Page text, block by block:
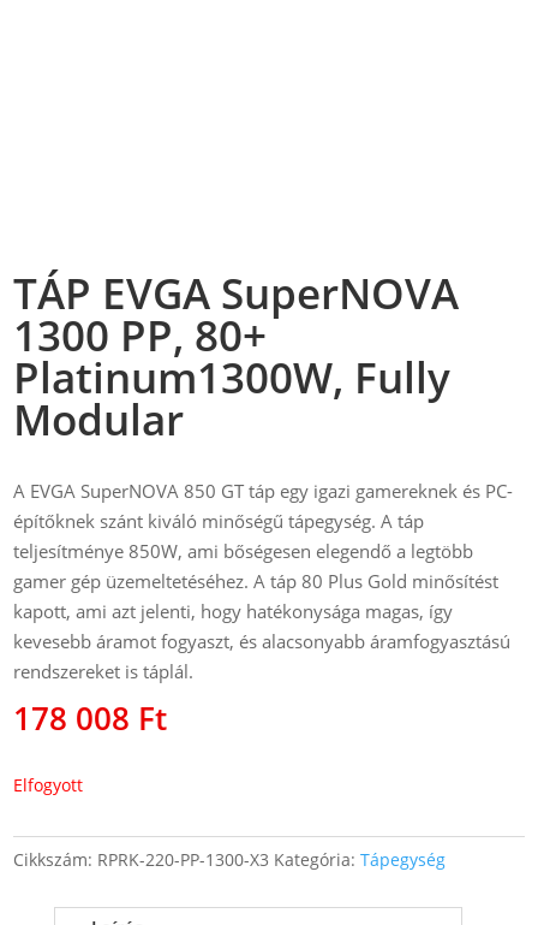
TÁP EVGA SuperNOVA
1300 PP, 80+
Platinum1300W, Fully
Modular
A EVGA SuperNOVA 850 GT táp egy igazi gamereknek és PC-
építőknek szánt kiváló minőségű tápegység. A táp
teljesítménye 850W, ami bőségesen elegendő a legtöbb
gamer gép üzemeltetéséhez. A táp 80 Plus Gold minősítést
kapott, ami azt jelenti, hogy hatékonysága magas, így
kevesebb áramot fogyaszt, és alacsonyabb áramfogyasztású
rendszereket is táplál.
178 008 Ft
Elfogyott
Cikkszám: RPRK-220-PP-1300-X3 Kategória:Tápegység